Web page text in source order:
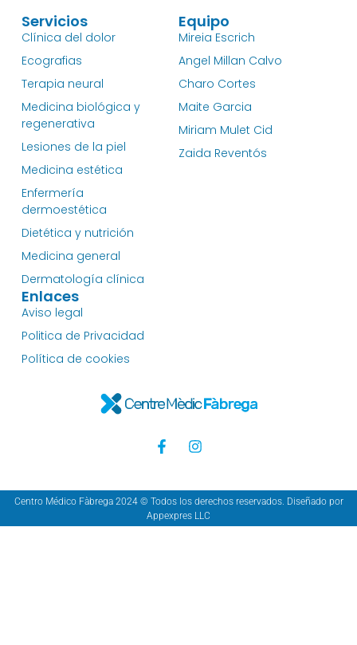
Servicios
Clínica del dolor
Ecografias
Terapia neural
Medicina biológica y
regenerativa
Lesiones de la piel
Medicina estética
Enfermería
dermoestética
Dietética y nutrición
Medicina general
Dermatología clínica
Equipo
Mireia Escrich
Angel Millan Calvo
Charo Cortes
Maite Garcia
Miriam Mulet Cid
Zaida Reventós
Enlaces
Aviso legal
Politica de Privacidad
Política de cookies
Centro Médico Fàbrega 2024 © Todos los derechos reservados. Diseñado por
Appexpres LLC